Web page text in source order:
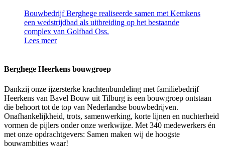
Bouwbedrijf Berghege realiseerde samen met Kemkens
een wedstrijdbad als uitbreiding op het bestaande
complex van Golfbad Oss.
Lees meer
Berghege Heerkens bouwgroep
Dankzij onze ijzersterke krachtenbundeling met familiebedrijf
Heerkens van Bavel Bouw uit Tilburg is een bouwgroep ontstaan
die behoort tot de top van Nederlandse bouwbedrijven.
Onafhankelijkheid, trots, samenwerking, korte lijnen en nuchterheid
vormen de pijlers onder onze werkwijze. Met 340 medewerkers én
met onze opdrachtgevers: Samen maken wij de hoogste
bouwambities waar!